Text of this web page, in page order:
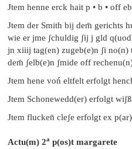
Jtem henne erck hait p • b • off
Jtem der Smith bij dem̄ gerichts
wie er jme ʃchuldig ʃij j gld
jn xiiij tag(en) zugeb(e)n ʃi no(n)
dem̄ ʃelb(e)n ʃmide off
Jtem hene voń eltfelt erfolgt
Jtem Schonewedd(er) erfolgt
Jtem flucken̄ cleʃe erfolgt ex
Actu(m) 2a p(os)t margarete